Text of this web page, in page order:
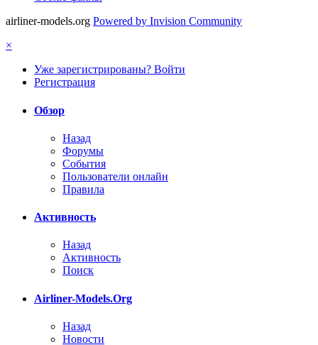
airliner-models.org Powered by Invision Community
×
Уже зарегистрированы? Войти
Регистрация
Обзор
Назад
Форумы
События
Пользователи онлайн
Правила
Активность
Назад
Активность
Поиск
Airliner-Models.Org
Назад
Новости